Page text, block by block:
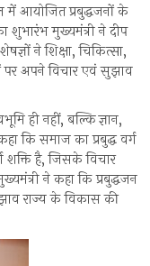
में आयोजित प्रबुद्धजनों के
शुभारंभ मुख्यमंत्री ने दीप
ने शिक्षा, चिकित्सा,
पर अपने विचार एवं सुझाव
ही नहीं, बल्कि ज्ञान,
कि समाज का प्रबुद्ध वर्ग
शक्ति है, जिसके विचार
ने कहा कि प्रबुद्धजन
राज्य के विकास की